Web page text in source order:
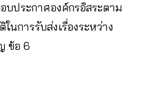
บประกาศองค์กรอิสระตาม
นการรับส่งเรื่องระหว่าง
ข้อ 6